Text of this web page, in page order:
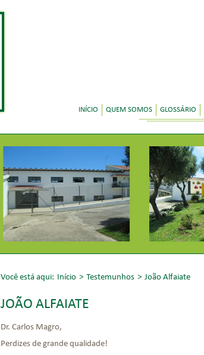
INÍCIO QUEM SOMOS GLOSSÁRIO
Você está aqui: Início > Testemunhos > João Alfaiate
JOÃO ALFAIATE
Dr. Carlos Magro,
Perdizes de grande qualidade!